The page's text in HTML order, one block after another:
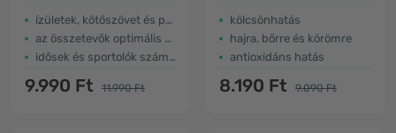
ízületek, kötőszövet és porc
az összetevők optimális aránya
idősek és sportolók számára
9.990 Ft 11.990 Ft
kölcsönhatás
hajra, bőrre és körömre
antioxidáns hatás
8.190 Ft 9.090 Ft